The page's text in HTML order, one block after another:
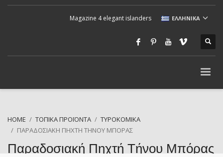
Magazine 4 elegant islanders ΕΛΛΗΝΙΚΆ
HOME ΤΟΠΙΚΆ ΠΡΟΪΌΝΤΑ
ΤΥΡΟΚΟΜΙΚΆ
ΠΑΡΑΔΟΣΙΑΚΉ ΠΗΧΤΉ ΤΉΝΟΥ ΜΠΌΡΑΣ
Παραδοσιακή Πηχτή Τήνου Μπόρας